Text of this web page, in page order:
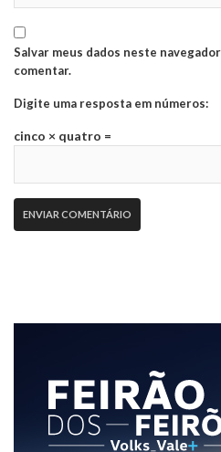
Salvar meus dados neste
comentar.
Digite uma resposta em números:
cinco × quatro =